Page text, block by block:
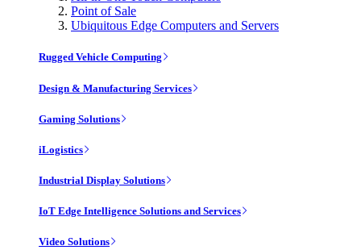
Point of Sale
Ubiquitous Edge Computers and Servers
Rugged Vehicle Computing
Design & Manufacturing Services
Gaming Solutions
iLogistics
Industrial Display Solutions
IoT Edge Intelligence Solutions and Services
Video Solutions